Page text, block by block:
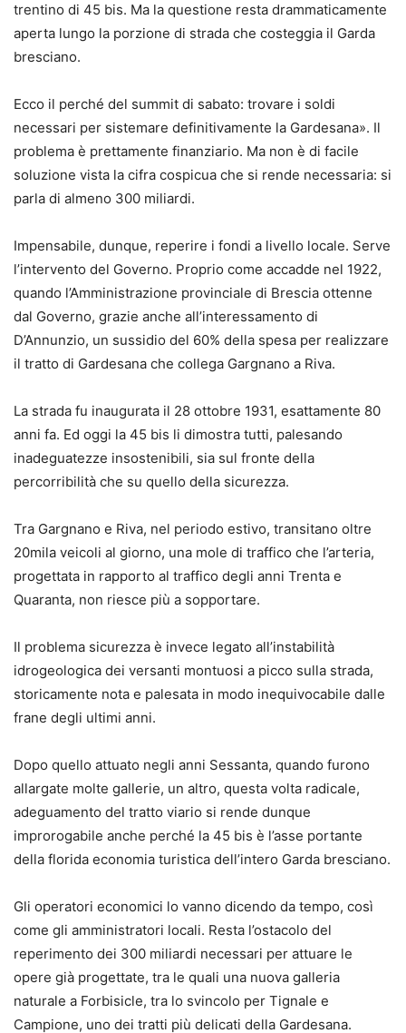
trentino di 45 bis. Ma la questione resta drammaticamente
aperta lungo la porzione di strada che costeggia il Garda
bresciano.
Ecco il perché del summit di sabato: trovare i soldi
necessari per sistemare definitivamente la Gardesana». Il
problema è prettamente finanziario. Ma non è di facile
soluzione vista la cifra cospicua che si rende necessaria: si
parla di almeno 300 miliardi.
Impensabile, dunque, reperire i fondi a livello locale. Serve
l’intervento del Governo. Proprio come accadde nel 1922,
quando l’Amministrazione provinciale di Brescia ottenne
dal Governo, grazie anche all’interessamento di
D’Annunzio, un sussidio del 60% della spesa per realizzare
il tratto di Gardesana che collega Gargnano a Riva.
La strada fu inaugurata il 28 ottobre 1931, esattamente 80
anni fa. Ed oggi la 45 bis li dimostra tutti, palesando
inadeguatezze insostenibili, sia sul fronte della
percorribilità che su quello della sicurezza.
Tra Gargnano e Riva, nel periodo estivo, transitano oltre
20mila veicoli al giorno, una mole di traffico che l’arteria,
progettata in rapporto al traffico degli anni Trenta e
Quaranta, non riesce più a sopportare.
Il problema sicurezza è invece legato all’instabilità
idrogeologica dei versanti montuosi a picco sulla strada,
storicamente nota e palesata in modo inequivocabile dalle
frane degli ultimi anni.
Dopo quello attuato negli anni Sessanta, quando furono
allargate molte gallerie, un altro, questa volta radicale,
adeguamento del tratto viario si rende dunque
improrogabile anche perché la 45 bis è l’asse portante
della florida economia turistica dell’intero Garda bresciano.
Gli operatori economici lo vanno dicendo da tempo, così
come gli amministratori locali. Resta l’ostacolo del
reperimento dei 300 miliardi necessari per attuare le
opere già progettate, tra le quali una nuova galleria
naturale a Forbisicle, tra lo svincolo per Tignale e
Campione, uno dei tratti più delicati della Gardesana.